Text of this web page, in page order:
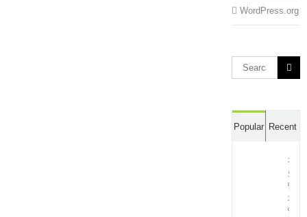
WordPress.org
Search
for:
Popular Recent
전
도
멸
치
액